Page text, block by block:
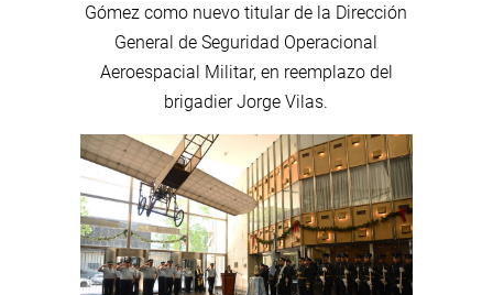
Gómez como nuevo titular de la Dirección
General de Seguridad Operacional
Aeroespacial Militar, en reemplazo del
brigadier Jorge Vilas.